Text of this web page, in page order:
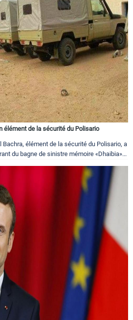
élément de la sécurité du Polisario
Bachra, élément de la sécurité du Polisario, a
du bagne de sinistre mémoire «Dhaibia»...